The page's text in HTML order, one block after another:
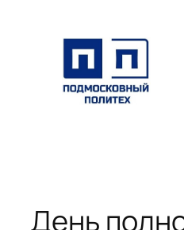
содержимому
День